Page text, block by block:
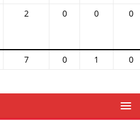
2 0 0 0
7 0 1 0